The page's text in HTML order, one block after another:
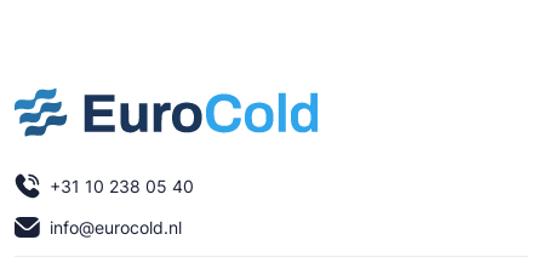
+31 10 238 05 40
info@eurocold.nl